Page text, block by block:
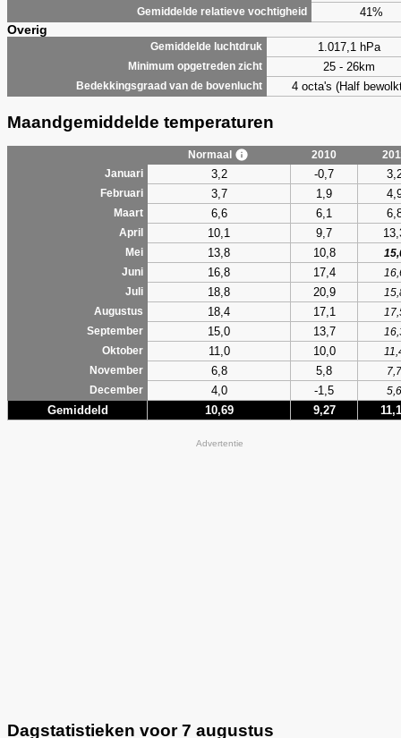
Gemiddelde relatieve vochtigheid 41%
Overig
Gemiddelde luchtdruk 1.017,1 hPa
Minimum opgetreden zicht 25 - 26km
Bedekkingsgraad van de bovenlucht 4 octa's (Half
Maandgemiddelde temperaturen
Normaal 2010
Januari
3,2 -0,7
Februari 3,7 1,9
Maart 6,6 6,1
April 10,1 9,7
Mei 13,8 10,8
Juni
16,8 17,4
Juli
18,8 20,9
Augustus
18,4 17,1
September
15,0 13,7
Oktober
11,0 10,0
November
6,8 5,8
7,7
December
4,0 -1,5 5,6
Gemiddeld 10,69 9,27
Advertentie
Dagstatistieken voor 7 augustus